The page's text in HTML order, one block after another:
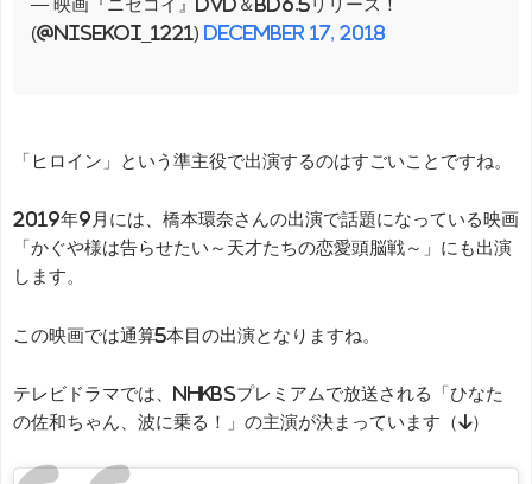
— 映画『ニセコイ』DVD＆BD6.5リリース！
(@nisekoi_1221) December 17, 2018
「ヒロイン」という準主役で出演するのはすごいことですね。
2019年9月には、橋本環奈さんの出演で話題になっている映画
「かぐや様は告らせたい～天才たちの恋愛頭脳戦～」にも出演
します。
この映画では通算5本目の出演となりますね。
テレビドラマでは、NHKBSプレミアムで放送される「ひなた
の佐和ちゃん、波に乗る！」の主演が決まっています（↓）